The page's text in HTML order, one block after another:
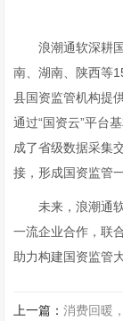
浪潮通软深耕
南、湖南、陕西等
县国资监管机构提
通过“国资云”平台
成了省级数据采集
接，形成国资监管
未来，浪潮通
一流企业合作，联
助力构建国资监管
上一篇：消费回暖